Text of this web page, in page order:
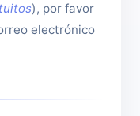
), por favor
electrónico